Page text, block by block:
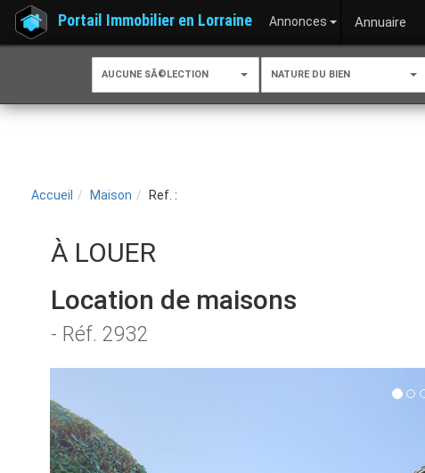
Portail Immobilier en Lorraine Annonces Annuaire
AUCUNE SÃ©LECTION NATURE DU BIEN
Accueil Maison Ref. :
À LOUER
Location de maisons
- Réf. 2932